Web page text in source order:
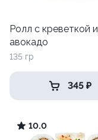
Ролл с креветкой и
авокадо
135 гр
345 ₽
10.0